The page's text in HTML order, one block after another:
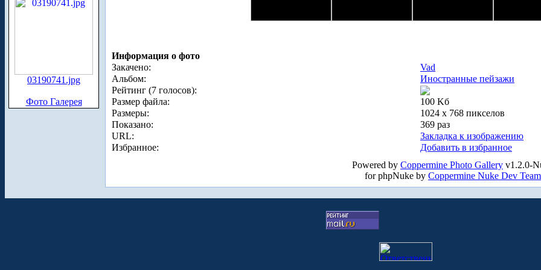
03190741.jpg
Фото Галерея
Информация о фото
Закачено:
Vad
Альбом:
Иностранные пейзажи
Рейтинг (7 голосов):
Размер файла:
100 Kб
Размеры:
1024 x 768 пикселов
Показано:
369 раз
URL:
Закладка к изображению
Избранное:
Добавить в избранное
Powered by Coppermine Photo Gallery v1.2.0-
for phpNuke by Coppermine Nuke Dev Team